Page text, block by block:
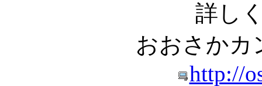
詳し
おおさかカ
http://